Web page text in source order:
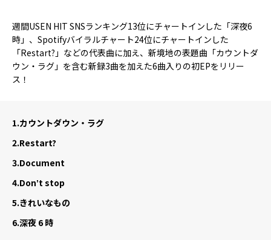
週間USEN HIT SNSランキング13位にチャートインした「深夜6
時」、Spotifyバイラルチャート24位にチャートインした
「Restart?」などの代表曲に加え、新境地の表題曲「カウントダ
ウン・ラグ」を含む新録3曲を加えた6曲入りの初EPをリリー
ス！
1.カウントダウン・ラグ
2.Restart?
3.Document
4.Donʼt stop
5.きれいなもの
6.深夜 6 時